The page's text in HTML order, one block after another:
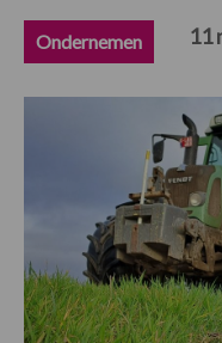
Ondernemen 11